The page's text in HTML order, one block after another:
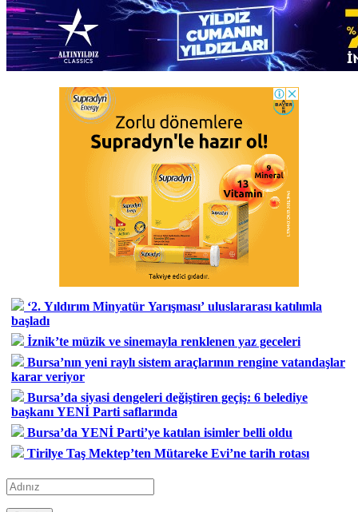
‘2. Yıldırım Minyatür Yarışması’ uluslararası katılımla
başladı
İznik’te müzik ve sinemayla renklenen yaz geceleri
Bursa’nın yeni raylı sistem araçlarının rengine vatandaşlar
karar veriyor
Bursa’da siyasi dengeleri değiştiren geçiş: 6 belediye
başkanı YENİ Parti saflarında
Bursa’da YENİ Parti’ye katılan isimler belli oldu
Tirilye Taş Mektep’ten Mütareke Evi’ne tarih rotası